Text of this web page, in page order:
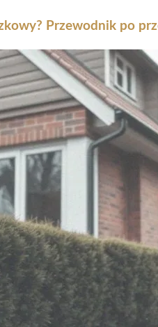
Przewodnik po